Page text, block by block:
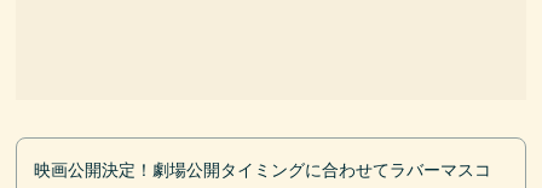
映画公開決定！劇場公開タイミングに合わせてラバーマスコ